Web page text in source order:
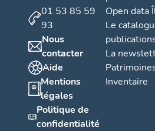
01 53 85 59
93
Nous
contacter
Aide
Mentions
légales
Politique de
confidentialité
Open data
Le
La
Inventaire